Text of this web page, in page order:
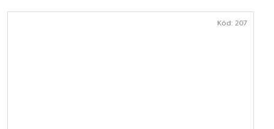
Kód: 207